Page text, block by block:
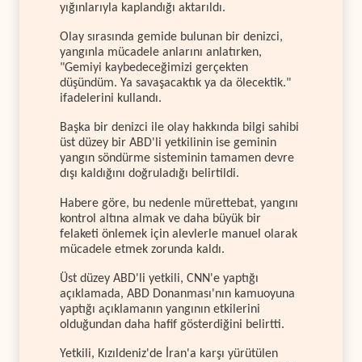
yığınlarıyla kaplandığı aktarıldı.
Olay sırasında gemide bulunan bir denizci,
yangınla mücadele anlarını anlatırken,
"Gemiyi kaybedeceğimizi gerçekten
düşündüm. Ya savaşacaktık ya da ölecektik."
ifadelerini kullandı.
Başka bir denizci ile olay hakkında bilgi sahibi
üst düzey bir ABD'li yetkilinin ise geminin
yangın söndürme sisteminin tamamen devre
dışı kaldığını doğruladığı belirtildi.
Habere göre, bu nedenle mürettebat, yangını
kontrol altına almak ve daha büyük bir
felaketi önlemek için alevlerle manuel olarak
mücadele etmek zorunda kaldı.
Üst düzey ABD'li yetkili, CNN'e yaptığı
açıklamada, ABD Donanması'nın kamuoyuna
yaptığı açıklamanın yangının etkilerini
olduğundan daha hafif gösterdiğini belirtti.
Yetkili, Kızıldeniz'de İran'a karşı yürütülen